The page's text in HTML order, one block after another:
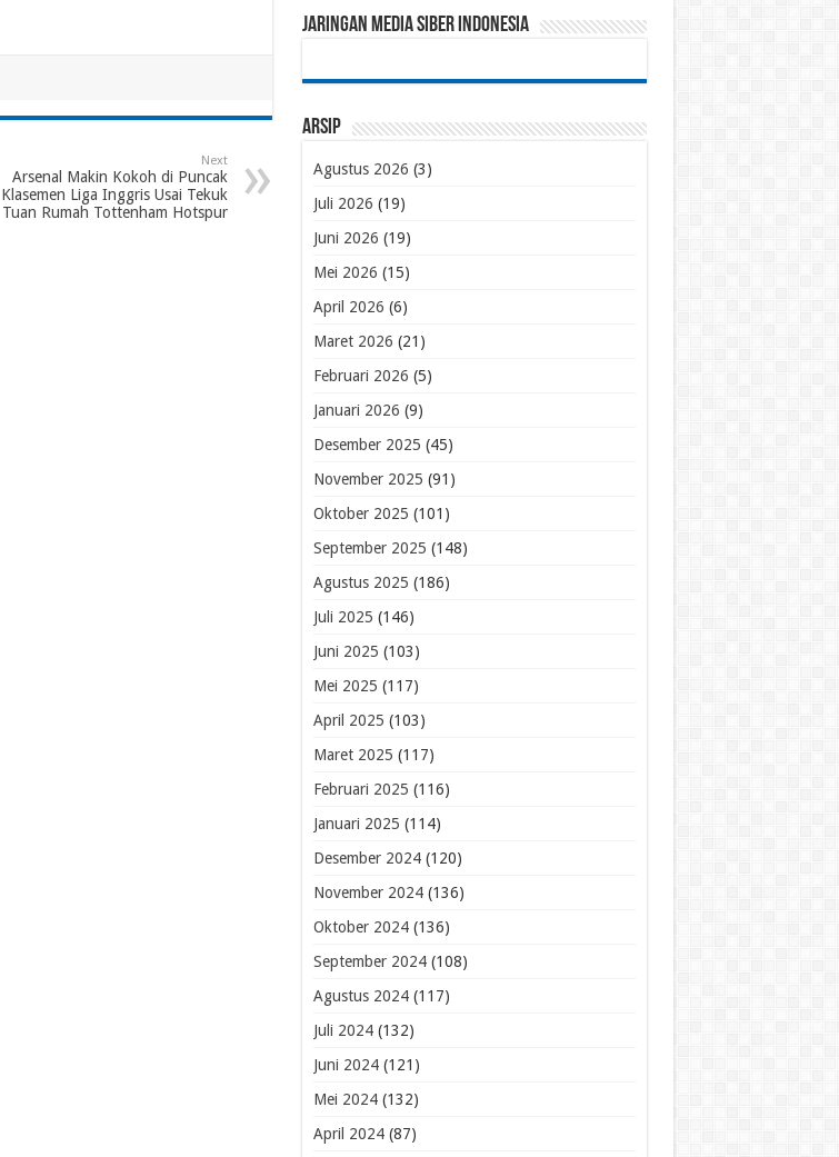
Next
Arsenal Makin Kokoh di Puncak
Klasemen Liga Inggris Usai Tekuk
Tuan Rumah Tottenham Hotspur
Jaringan Media Siber Indonesia
Arsip
Agustus 2026 (3)
Juli 2026 (19)
Juni 2026 (19)
Mei 2026 (15)
April 2026 (6)
Maret 2026 (21)
Februari 2026 (5)
Januari 2026 (9)
Desember 2025 (45)
November 2025 (91)
Oktober 2025 (101)
September 2025 (148)
Agustus 2025 (186)
Juli 2025 (146)
Juni 2025 (103)
Mei 2025 (117)
April 2025 (103)
Maret 2025 (117)
Februari 2025 (116)
Januari 2025 (114)
Desember 2024(120)
November 2024(136)
Oktober 2024(136)
September 2024(108)
Agustus 2024(117)
Juli 2024(132)
Juni 2024(121)
Mei 2024(132)
April 2024(87)